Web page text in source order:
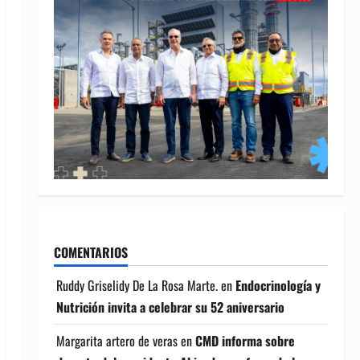
COMENTARIOS
Ruddy Griselidy De La Rosa Marte.en Endocrinología y
Nutrición invita a celebrar su 52 aniversario
Margarita artero de verasenCMD informa sobre